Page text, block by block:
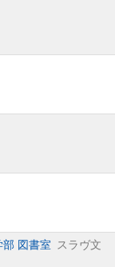
図書室
スラヴ文